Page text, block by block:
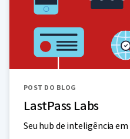
POST DO BLOG
LastPass Labs
Seu hub de inteligência